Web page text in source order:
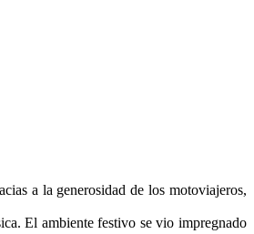
a la generosidad de los motoviajeros,
El ambiente festivo se vio impregnado